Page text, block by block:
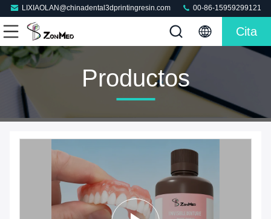
LIXIAOLAN@chinadental3dprintingresin.com 00-86-15959299121
Cita
Productos